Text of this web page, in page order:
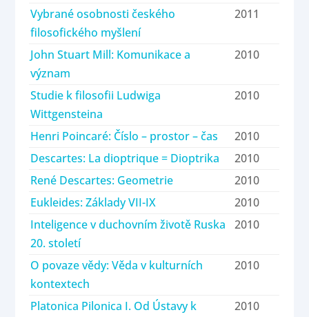
Vybrané osobnosti českého
filosofického myšlení
2011
John Stuart Mill: Komunikace a
význam
2010
Studie k filosofii Ludwiga
Wittgensteina
2010
Henri Poincaré: Číslo – prostor – čas
2010
Descartes: La dioptrique = Dioptrika
2010
René Descartes: Geometrie
2010
Eukleides: Základy VII-IX
2010
Inteligence v duchovním životě Ruska
20. století
2010
O povaze vědy: Věda v kulturních
kontextech
2010
Platonica Pilonica I. Od Ústavy k
2010